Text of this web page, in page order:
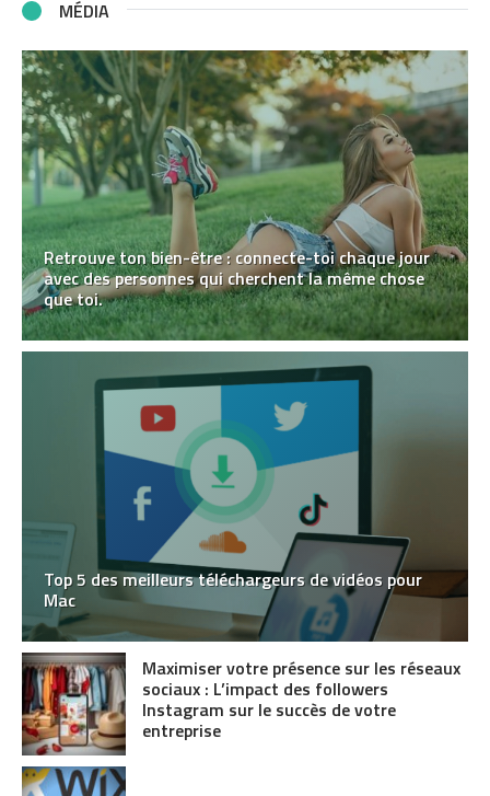
MÉDIA
Retrouve ton bien-être : connecte-toi chaque jour
avec des personnes qui cherchent la même chose
que toi.
Top 5 des meilleurs téléchargeurs de vidéos pour
Mac
Maximiser votre présence sur les réseaux
sociaux : L’impact des followers
Instagram sur le succès de votre
entreprise